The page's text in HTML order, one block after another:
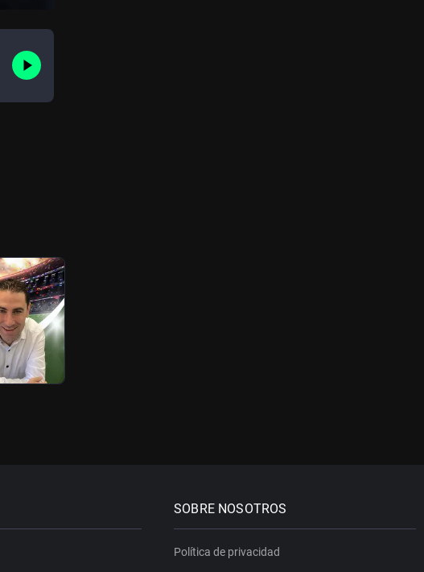
SOBRE NOSOTROS
Política de privacidad